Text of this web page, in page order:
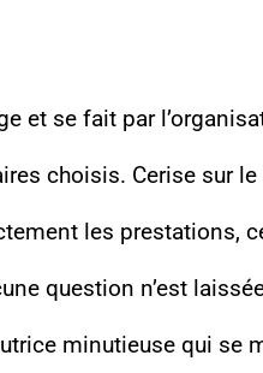
et se fait par
choisis. Cerise sur
les prestations,
question n’est
minutieuse qui se